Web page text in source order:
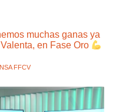
muchas ganas ya
en Fase Oro
FFCV